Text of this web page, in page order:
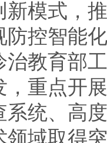
新模式，
防控智能
治教育部
，重点开
系统、高
领域取得